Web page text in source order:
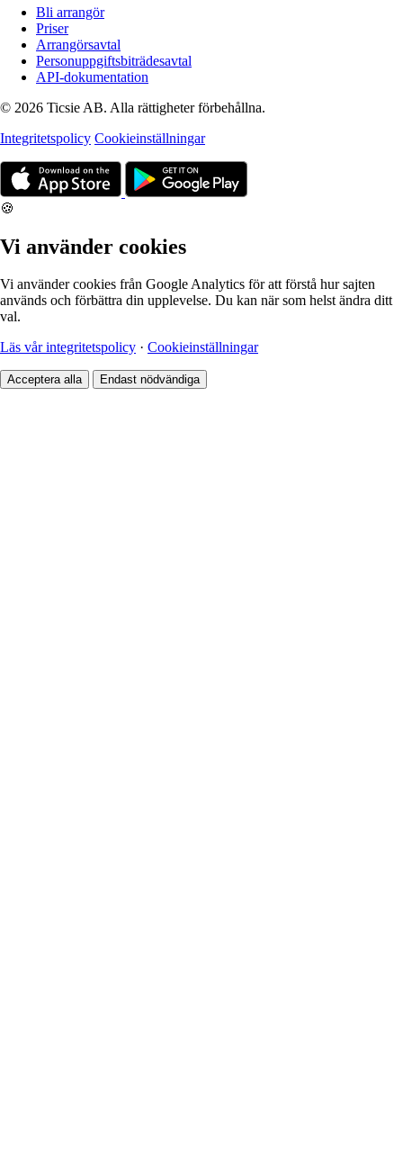
Bli arrangör
Priser
Arrangörsavtal
Personuppgiftsbiträdesavtal
API-dokumentation
© 2026 Ticsie AB. Alla rättigheter förbehållna.
Integritetspolicy Cookieinställningar
🍪
Vi använder cookies
Vi använder cookies från Google Analytics för att förstå hur sajten
används och förbättra din upplevelse. Du kan när som helst ändra ditt
val.
Läs vår integritetspolicy · Cookieinställningar
Acceptera alla Endast nödvändiga